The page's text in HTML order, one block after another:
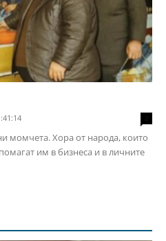
момчета. Хора от народа, които
им в бизнеса и в личните